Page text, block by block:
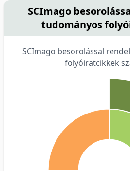
SCImago
tudományos
SCImago besorolással
folyóiratcikkek